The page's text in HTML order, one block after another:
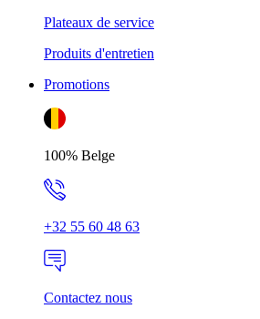
Plateaux de service
Produits d'entretien
Promotions
100% Belge
+32 55 60 48 63
Contactez nous